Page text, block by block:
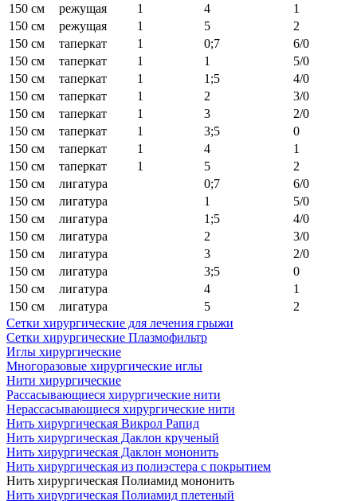
150 см
режущая 1 4
1
150 см
режущая 1 5
2
150 см
таперкат 1 0;7
6/0
150 см
таперкат 1 1
5/0
150 см
таперкат 1 1;5
4/0
150 см
таперкат 1 2
3/0
150 см
таперкат 1 3
2/0
150 см
таперкат 1 3;5
0
150 см
таперкат 1 4
1
150 см
таперкат 1 5
2
150 см
лигатура 0;7
6/0
150 см
лигатура 1
5/0
150 см
лигатура 1;5
4/0
150 см
лигатура 2
3/0
150 см
лигатура 3
2/0
150 см
лигатура 3;5
0
150 см
лигатура 4
1
150 см
лигатура 5
2
Сетки хирургические для лечения грыжи
Сетки хирургические Плазмофильтр
Иглы хирургические
Многоразовые хирургические иглы
Нити хирургические
Рассасывающиеся хирургические нити
Нерассасывающиеся хирургические нити
Нить хирургическая Викрол Рапид
Нить хирургическая Даклон крученый
Нить хирургическая Даклон мононить
Нить хирургическая из полиэстера с покрытием
Нить хирургическая Полиамид мононить
Нить хирургическая Полиамид плетеный